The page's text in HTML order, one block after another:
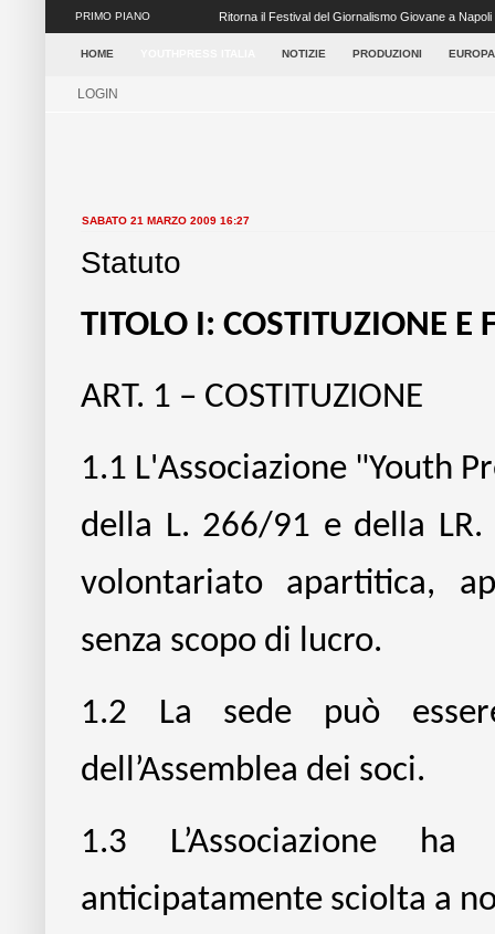
PRIMO PIANO Ritorna il Festival del Giornalismo Giovane a
settore dei media ...
HOME NOTIZIE PRODUZIONI
LOGIN
SABATO 21 MARZO 2009 16:27
Statuto
TITOLO I: COSTITUZIONE E
ART. 1 – COSTITUZIONE
1.1 L'Associazione "Youth
della L. 266/91 e della
volontariato apartitica,
senza scopo di lucro.
1.2
La sede può
dell’Assemblea dei soci.
1.3
L’Associazione
anticipatamente sciolta a